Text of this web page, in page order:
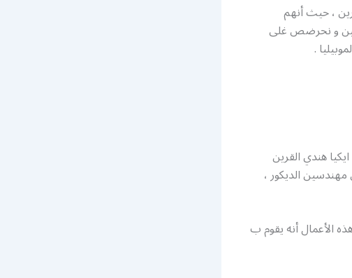
، حيث أنهم
و نحرضص غلى
.
هندي القرين
الديكور ،
الأعمال أنه يقوم ب